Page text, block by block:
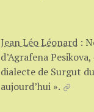
Jean Léo Léonard :
d’Agrafena
dialecte de Surgut
aujourd’hui ».